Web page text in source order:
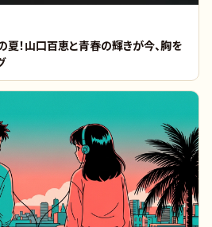
！山口百恵と青春の輝きが今、胸を